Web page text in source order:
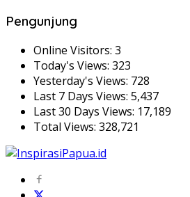
Pengunjung
Online Visitors: 3
Today's Views: 323
Yesterday's Views: 728
Last 7 Days Views: 5,437
Last 30 Days Views: 17,189
Total Views: 328,721